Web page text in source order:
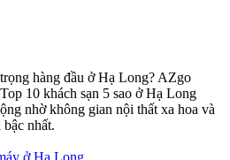
hàng đầu ở Hạ Long? AZgo
10 khách sạn 5 sao ở Hạ Long
nhờ không gian nội thất xa hoa và
nhất.